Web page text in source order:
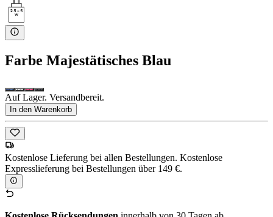
Farbe Majestätisches Blau
Auf Lager. Versandbereit.
In den Warenkorb
Kostenlose Lieferung bei allen Bestellungen. Kostenlose
Expresslieferung bei Bestellungen über 149 €.